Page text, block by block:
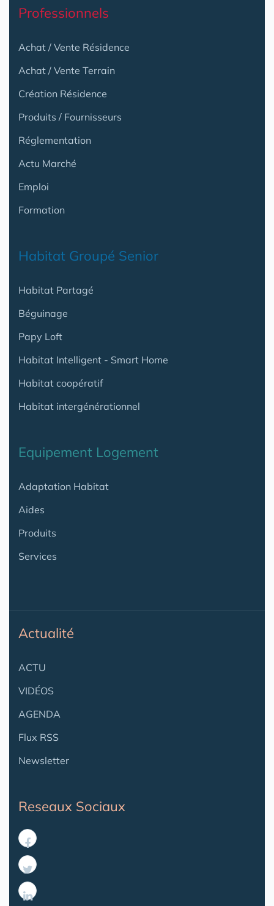
Professionnels
Achat / Vente Résidence
Achat / Vente Terrain
Création Résidence
Produits / Fournisseurs
Réglementation
Actu Marché
Emploi
Formation
Habitat Groupé Senior
Habitat Partagé
Béguinage
Papy Loft
Habitat Intelligent - Smart Home
Habitat coopératif
Habitat intergénérationnel
Equipement Logement
Adaptation Habitat
Aides
Produits
Services
Actualité
ACTU
VIDÉOS
AGENDA
Flux RSS
Newsletter
Reseaux Sociaux